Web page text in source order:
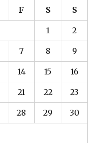
F S S
1 2
7 8 9
14 15 16
21 22 23
28 29 30